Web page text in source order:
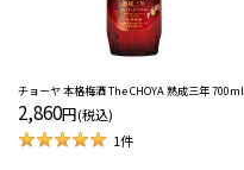
チョーヤ 本格梅酒 The CHOYA 熟成三年 700ml
2,860円(税込)
1件